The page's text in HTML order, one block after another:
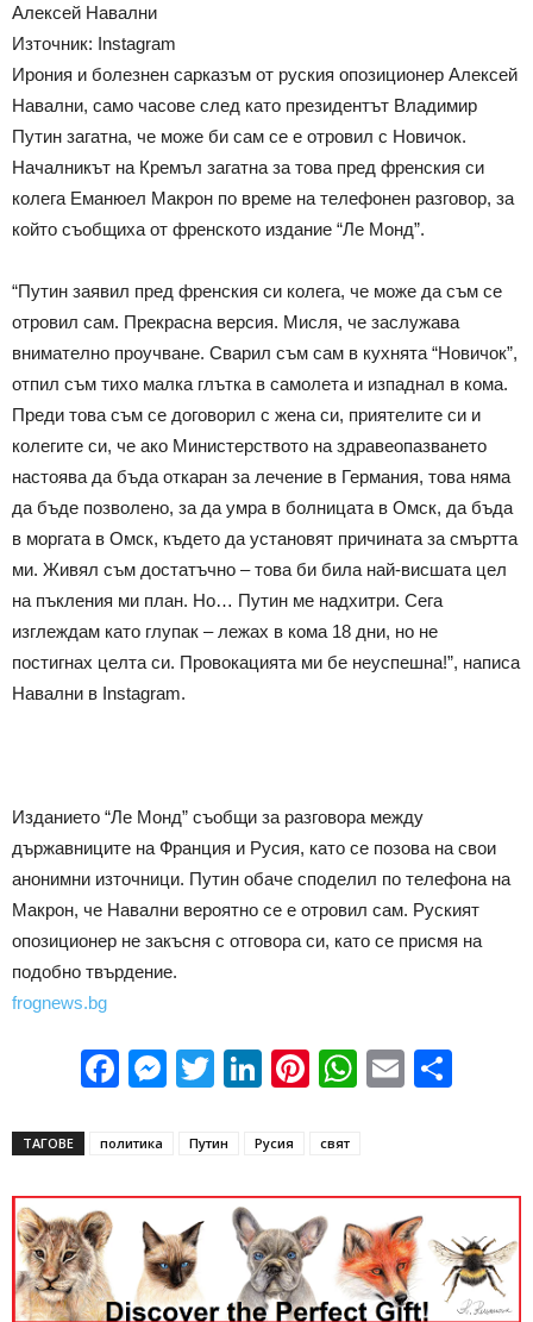
Алексей Навални
Източник: Instagram
Ирония и болезнен сарказъм от руския опозиционер Алексей
Навални, само часове след като президентът Владимир
Путин загатна, че може би сам се е отровил с Новичок.
Началникът на Кремъл загатна за това пред френския си
колега Еманюел Макрон по време на телефонен разговор, за
който съобщиха от френското издание “Ле Монд”.
“Путин заявил пред френския си колега, че може да съм се
отровил сам. Прекрасна версия. Мисля, че заслужава
внимателно проучване. Сварил съм сам в кухнята “Новичок”,
отпил съм тихо малка глътка в самолета и изпаднал в кома.
Преди това съм се договорил с жена си, приятелите си и
колегите си, че ако Министерството на здравеопазването
настоява да бъда откаран за лечение в Германия, това няма
да бъде позволено, за да умра в болницата в Омск, да бъда
в моргата в Омск, където да установят причината за смъртта
ми. Живял съм достатъчно – това би била най-висшата цел
на пъкления ми план. Но… Путин ме надхитри. Сега
изглеждам като глупак – лежах в кома 18 дни, но не
постигнах целта си. Провокацията ми бе неуспешна!”, написа
Навални в Instagram.
Изданието “Ле Монд” съобщи за разговора между
държавниците на Франция и Русия, като се позова на свои
анонимни източници. Путин обаче споделил по телефона на
Макрон, че Навални вероятно се е отровил сам. Руският
опозиционер не закъсня с отговора си, като се присмя на
подобно твърдение.
frognews.bg
Facebook
Messenger
Twitter
LinkedIn
Pinterest
WhatsApp
Email
ТАГОВЕ политика Путин Русия свят